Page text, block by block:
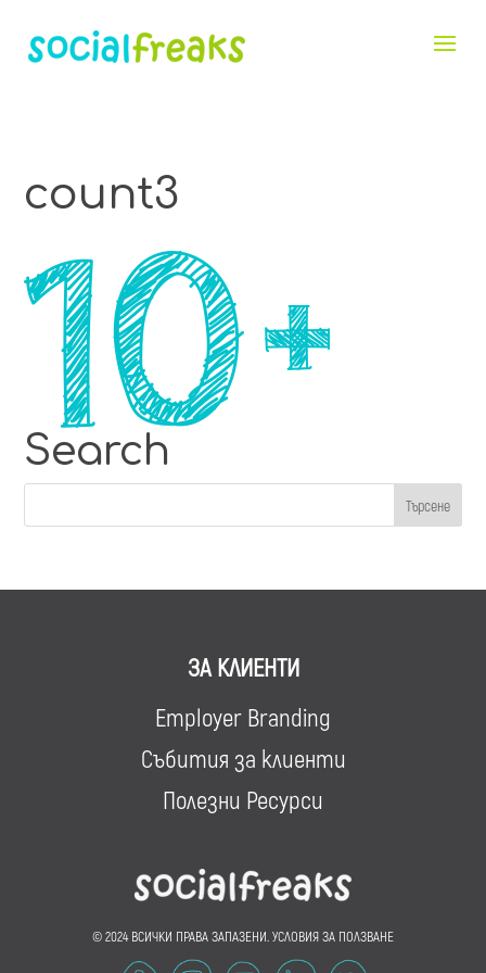
count3
Search
ЗА КЛИЕНТИ
Employer Branding
Събития за клиенти
Полезни Ресурси
© 2024 ВСИЧКИ ПРАВА ЗАПАЗЕНИ. УСЛОВИЯ ЗА ПОЛЗВАНЕ